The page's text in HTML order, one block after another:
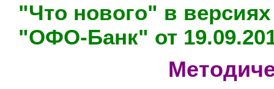
"Что нового" в
"ОФО-Банк" от